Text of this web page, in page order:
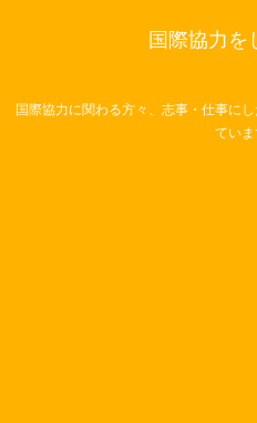
国際協力を
国際協力に関わる方々、志事・仕事に
ていま